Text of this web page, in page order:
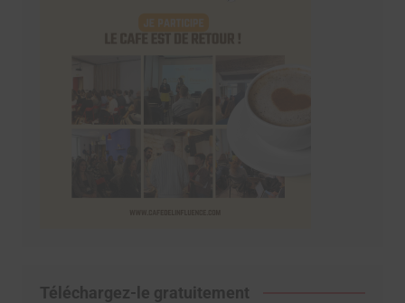
Téléchargez-le gratuitement